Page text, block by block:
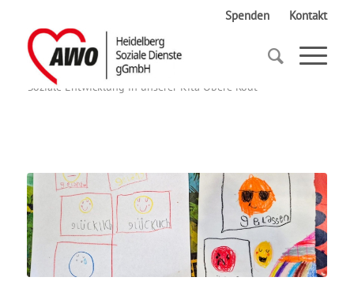
Spenden Kontakt
Startseite
Soziale Entwicklung in unserer Kita Obere Rödt